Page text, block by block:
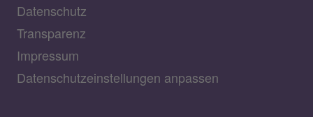
Datenschutz
Transparenz
Impressum
Datenschutzeinstellungen anpassen